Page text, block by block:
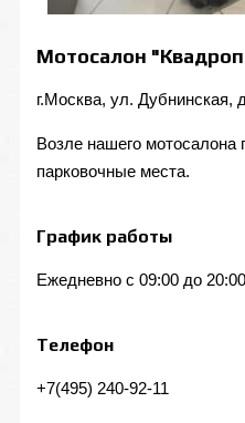
Мотосалон
г.Москва, ул. Дубнинская,
Возле нашего
парковочные места.
График работы
Ежедневно с 09:00 до 20:00
Телефон
+7(495) 240-92-11